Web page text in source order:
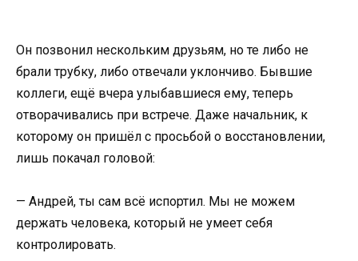
Он позвонил нескольким друзьям, но те либо не
брали трубку, либо отвечали уклончиво. Бывшие
коллеги, ещё вчера улыбавшиеся ему, теперь
отворачивались при встрече. Даже начальник, к
которому он пришёл с просьбой о восстановлении,
лишь покачал головой:
— Андрей, ты сам всё испортил. Мы не можем
держать человека, который не умеет себя
контролировать.